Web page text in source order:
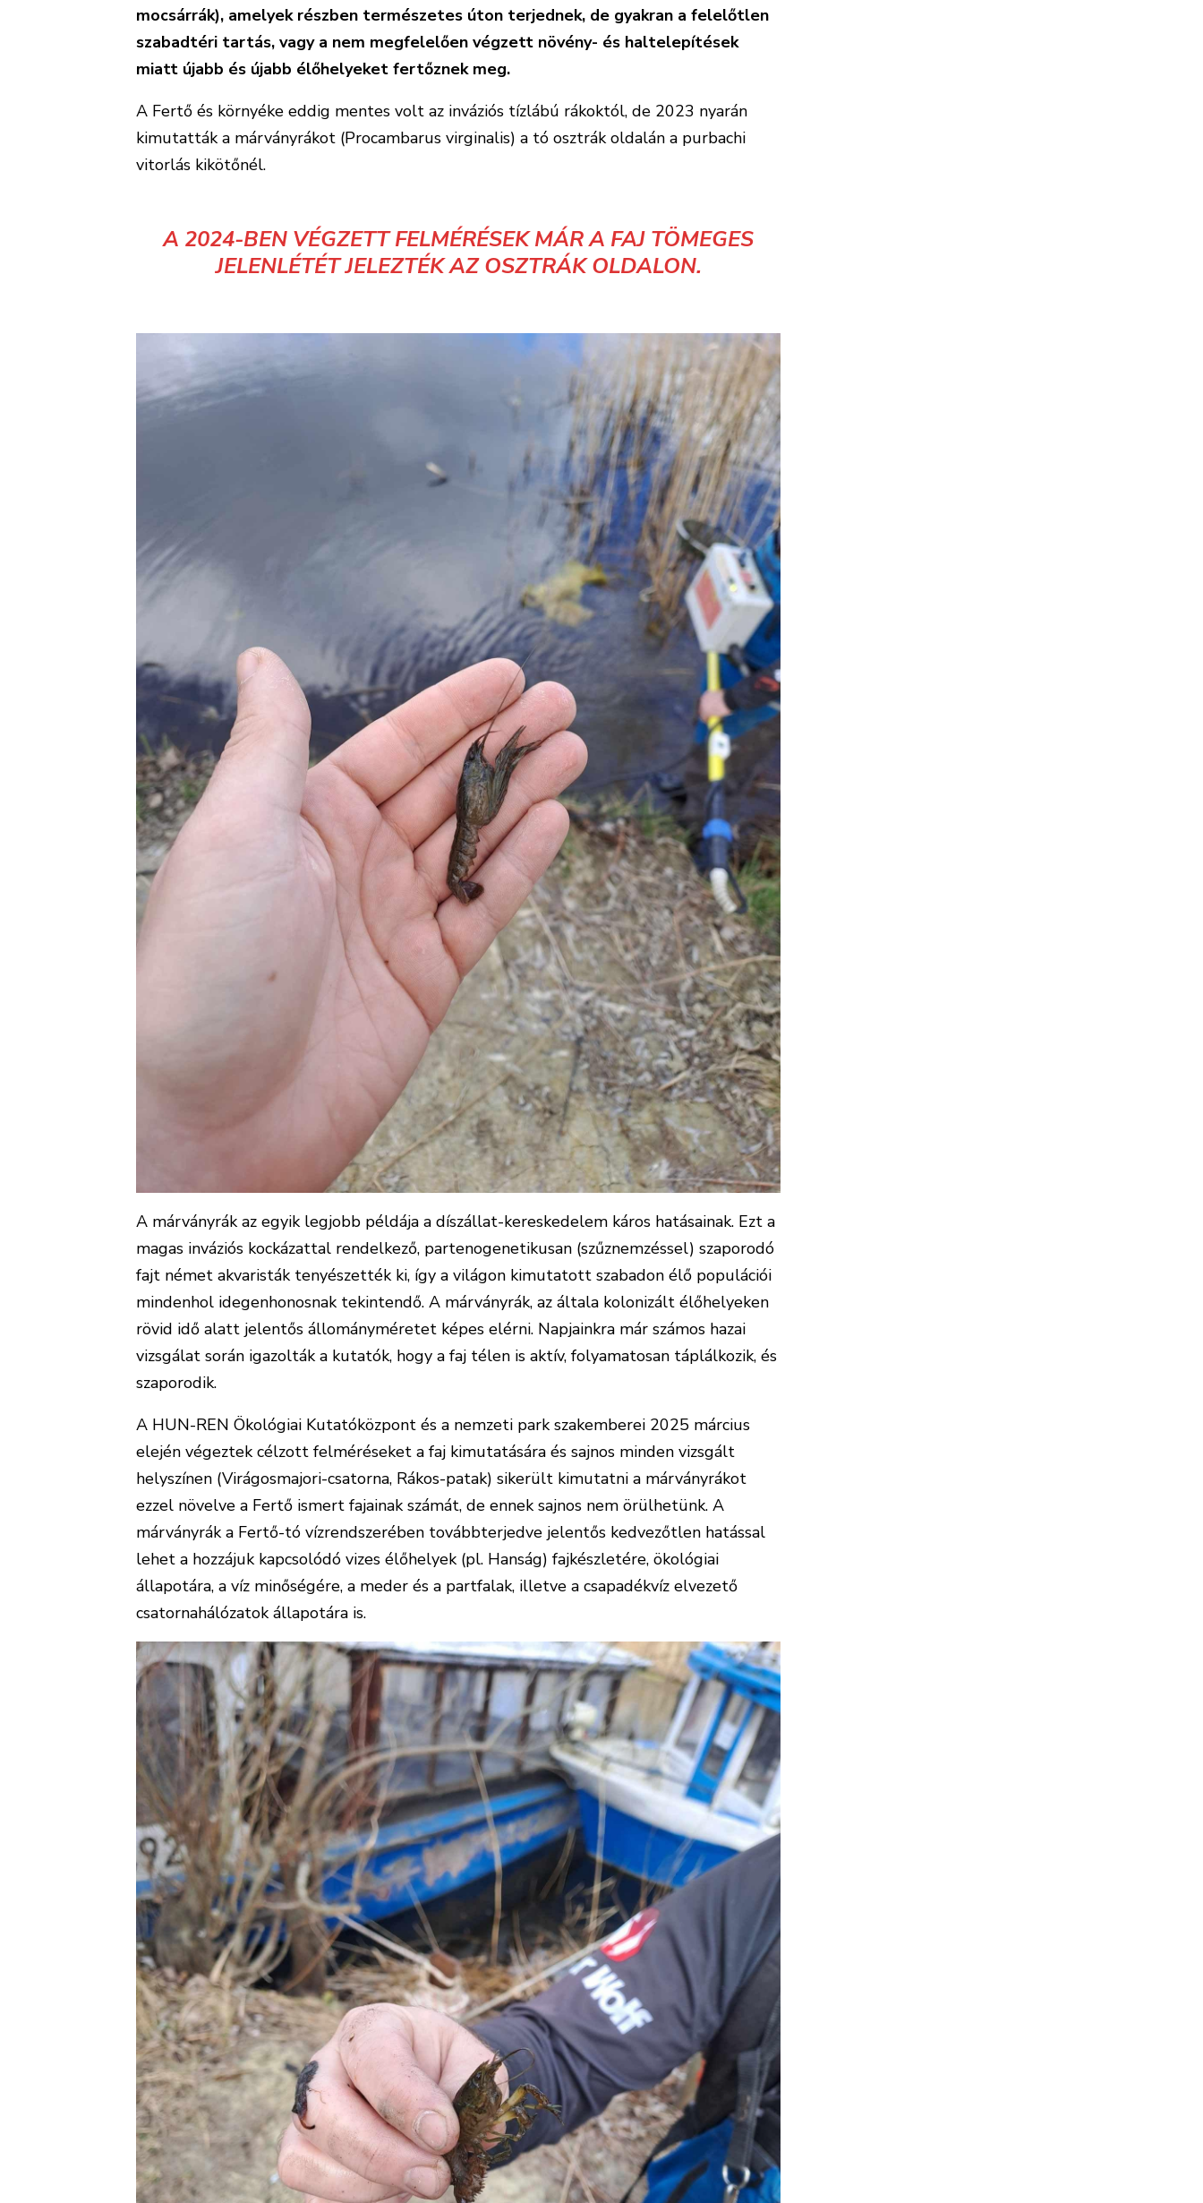
mocsárrák), amelyek részben természetes úton terjednek, de gyakran a felelőtlen
szabadtéri tartás, vagy a nem megfelelően végzett növény- és haltelepítések
miatt újabb és újabb élőhelyeket fertőznek meg.
A Fertő és környéke eddig mentes volt az inváziós tízlábú rákoktól, de 2023 nyarán
kimutatták a márványrákot (Procambarus virginalis) a tó osztrák oldalán a purbachi
vitorlás kikötőnél.
A 2024-BEN VÉGZETT FELMÉRÉSEK MÁR A FAJ TÖMEGES
JELENLÉTÉT JELEZTÉK AZ OSZTRÁK OLDALON.
A márványrák az egyik legjobb példája a díszállat-kereskedelem káros hatásainak. Ezt a
magas inváziós kockázattal rendelkező, partenogenetikusan (szűznemzéssel) szaporodó
fajt német akvaristák tenyészették ki, így a világon kimutatott szabadon élő populációi
mindenhol idegenhonosnak tekintendő. A márványrák, az általa kolonizált élőhelyeken
rövid idő alatt jelentős állományméretet képes elérni. Napjainkra már számos hazai
vizsgálat során igazolták a kutatók, hogy a faj télen is aktív, folyamatosan táplálkozik, és
szaporodik.
A HUN-REN Ökológiai Kutatóközpont és a nemzeti park szakemberei 2025 március
elején végeztek célzott felméréseket a faj kimutatására és sajnos minden vizsgált
helyszínen (Virágosmajori-csatorna, Rákos-patak) sikerült kimutatni a márványrákot
ezzel növelve a Fertő ismert fajainak számát, de ennek sajnos nem örülhetünk. A
márványrák a Fertő-tó vízrendszerében továbbterjedve jelentős kedvezőtlen hatással
lehet a hozzájuk kapcsolódó vizes élőhelyek (pl. Hanság) fajkészletére, ökológiai
állapotára, a víz minőségére, a meder és a partfalak, illetve a csapadékvíz elvezető
csatornahálózatok állapotára is.